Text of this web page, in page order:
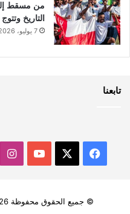
من مسقط
التاريخ وتتوج
7 يوليو، 2026 6:48 م
تابعنا
فيسبوك
© جميع الحقوق محفوظة 2026, صحيفة توووفة الالكترونية